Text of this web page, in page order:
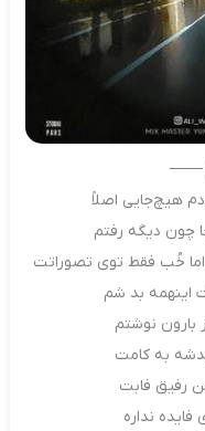
هیچ‌جایی اصلاً
چون دیگه رفتم
اما خُب فقط توی تصوراتت
اینهمه بد شم
بارون نوشتم
بدشه به کامت
رفیق فابت
نداره